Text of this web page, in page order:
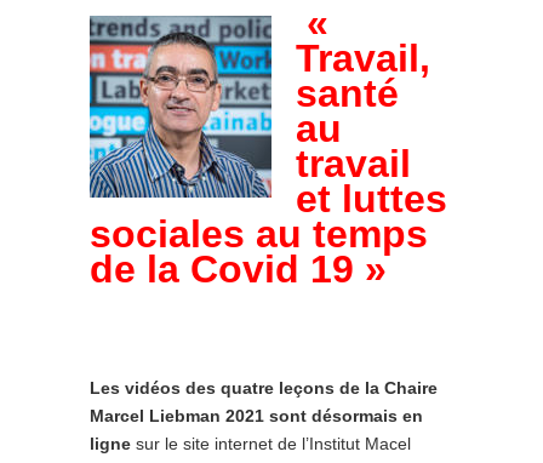
«
Travail,
santé
au
travail
et luttes
sociales au temps
de la Covid 19 »
Les vidéos des quatre leçons de la Chaire
Marcel Liebman 2021 sont désormais en
ligne sur le site internet de l’Institut Macel